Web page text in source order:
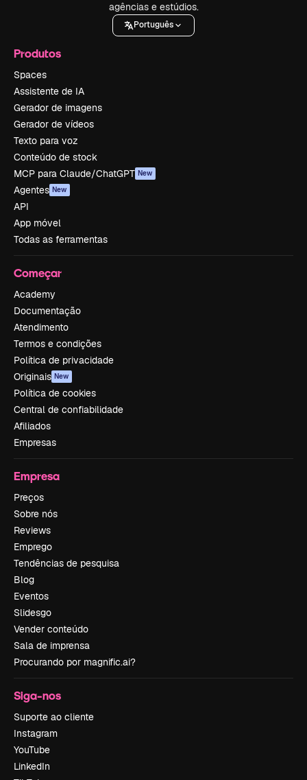
agências e estúdios.
Português
Produtos
Spaces
Assistente de IA
Gerador de imagens
Gerador de vídeos
Texto para voz
Conteúdo de stock
MCP para Claude/ChatGPT New
Agentes New
API
App móvel
Todas as ferramentas
Começar
Academy
Documentação
Atendimento
Termos e condições
Política de privacidade
Originais New
Política de cookies
Central de confiabilidade
Afiliados
Empresas
Empresa
Preços
Sobre nós
Reviews
Emprego
Tendências de pesquisa
Blog
Eventos
Slidesgo
Vender conteúdo
Sala de imprensa
Procurando por magnific.ai?
Siga-nos
Suporte ao cliente
Instagram
YouTube
LinkedIn